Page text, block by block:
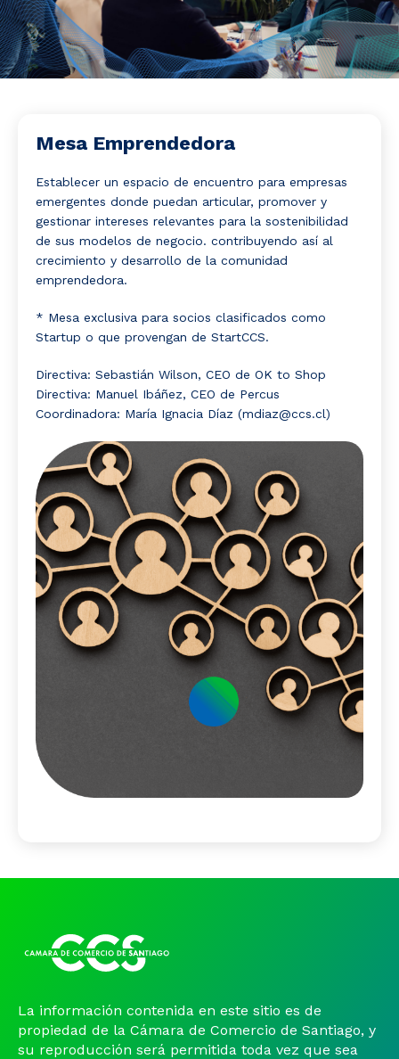
Mesa Emprendedora
Establecer un espacio de encuentro para empresas
emergentes donde puedan articular, promover y
gestionar intereses relevantes para la sostenibilidad
de sus modelos de negocio. contribuyendo así al
crecimiento y desarrollo de la comunidad
emprendedora.
* Mesa exclusiva para socios clasificados como
Startup o que provengan de StartCCS.
Directiva: Sebastián Wilson, CEO de OK to Shop
Directiva: Manuel Ibáñez, CEO de Percus
Coordinadora: María Ignacia Díaz (mdiaz@ccs.cl)
La información contenida en este sitio es de
propiedad de la Cámara de Comercio de Santiago, y
su reproducción será permitida toda vez que sea